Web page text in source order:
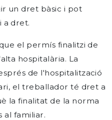
un dret bàsic i pot
a dret.
el permís finalitzi de
hospitalària. La
de l'hospitalització
el treballador té dret a
la finalitat de la norma
al familiar.